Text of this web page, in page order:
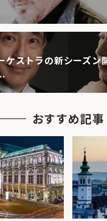
ケストラの新シーズン
おすすめ記事